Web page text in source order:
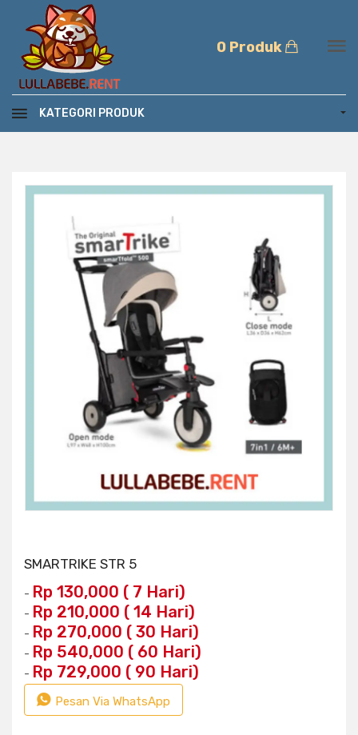
0 Produk
KATEGORI PRODUK
SMARTRIKE STR 5
- Rp 130,000 ( 7 Hari)
- Rp 210,000 ( 14 Hari)
- Rp 270,000 ( 30 Hari)
- Rp 540,000 ( 60 Hari)
- Rp 729,000 ( 90 Hari)
Pesan Via WhatsApp